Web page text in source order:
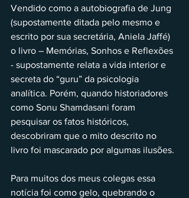
Vendido como a autobiografia de Jung
(supostamente ditada pelo mesmo e
escrito por sua secretária, Aniela Jaffé)
o livro – Memórias, Sonhos e Reflexões
- supostamente relata a vida interior e
secreta do “guru” da psicologia
analítica. Porém, quando historiadores
como Sonu Shamdasani foram
pesquisar os fatos históricos,
descobriram que o mito descrito no
livro foi mascarado por algumas ilusões.
Para muitos dos meus colegas essa
notícia foi como gelo, quebrando o